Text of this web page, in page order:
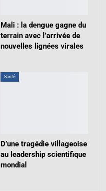
Mali : la dengue gagne du
terrain avec l’arrivée de
nouvelles lignées virales
Santé
D’une tragédie villageoise
au leadership scientifique
mondial